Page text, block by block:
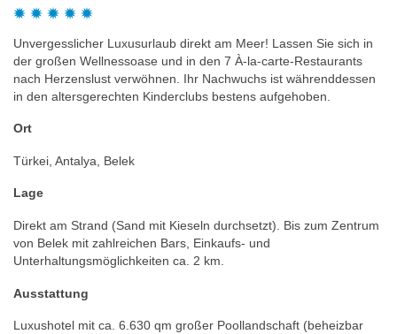
Unvergesslicher Luxusurlaub direkt am Meer! Lassen Sie sich in
der großen Wellnessoase und in den 7 À-la-carte-Restaurants
nach Herzenslust verwöhnen. Ihr Nachwuchs ist währenddessen
in den altersgerechten Kinderclubs bestens aufgehoben.
Ort
Türkei, Antalya, Belek
Lage
Direkt am Strand (Sand mit Kieseln durchsetzt). Bis zum Zentrum
von Belek mit zahlreichen Bars, Einkaufs- und
Unterhaltungsmöglichkeiten ca. 2 km.
Ausstattung
Luxushotel mit ca. 6.630 qm großer Poollandschaft (beheizbar